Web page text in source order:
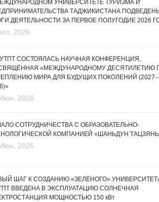
УНИВЕРСИТЕТЕ ТУРИЗМА И
ТАДЖИКИСТАНА
ДЕЯТЕЛЬНОСТИ ЗА ПЕРВОЕ ПОЛУГОДИЕ 2026
2026
СОСТОЯЛАСЬ НАУЧНАЯ КОНФЕРЕНЦИЯ,
«МЕЖДУНАРОДНОМУ ДЕСЯТИЛЕТИЮ
МИРА ДЛЯ БУДУЩИХ ПОКОЛЕНИЙ (2027–
2026
СОТРУДНИЧЕСТВА С ОБРАЗОВАТЕЛЬНО-
КОМПАНИЕЙ «ШАНЬДУН
2026
ШАГ К СОЗДАНИЮ «ЗЕЛЁНОГО»
ВВЕДЕНА В ЭКСПЛУАТАЦИЮ СОЛНЕЧНАЯ
МОЩНОСТЬЮ 150 кВт